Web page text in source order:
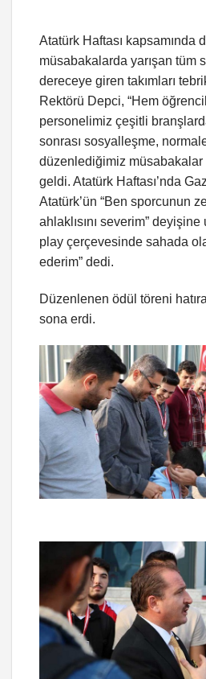
Atatürk Haftası kapsamında
müsabakalarda yarışan tüm
dereceye giren takımları
Rektörü Depci, “Hem
personelimiz çeşitli
sonrası sosyalleşme,
düzenlediğimiz müsabakalar
geldi. Atatürk Haftası’nda
Atatürk’ün “Ben sporcunun
ahlaklısını severim”
play çerçevesinde sahada
ederim” dedi.
Düzenlenen ödül töreni
sona erdi.